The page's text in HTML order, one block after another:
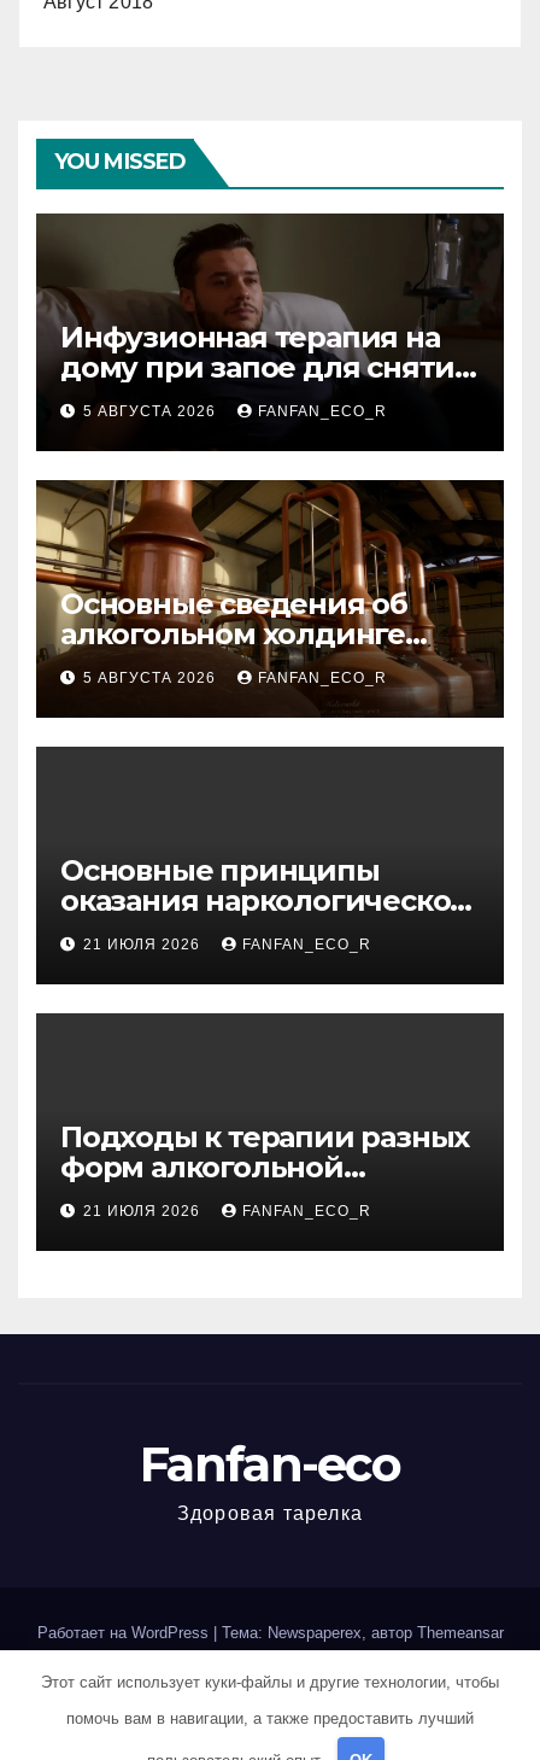
YOU MISSED
Инфузионная терапия на
дому при запое для снятия
интоксикации
5 АВГУСТА 2026 FANFAN_ECO_R
Основные сведения об
алкогольном холдинге
Узбекистана
5 АВГУСТА 2026 FANFAN_ECO_R
Основные принципы
оказания наркологической
помощи в условиях
стационара
21 ИЮЛЯ 2026 FANFAN_ECO_R
Подходы к терапии разных
форм алкогольной
зависимости: пивная,
виннная, хроническая,
мужская и женская
21 ИЮЛЯ 2026 FANFAN_ECO_R
Fanfan-eco
Здоровая тарелка
Работает на WordPress Тема: Newspaperex, автор Themeansar
Home Sample Page Авторам и правообладателям
Политика конфиденциальности
Этот сайт использует куки-файлы и другие технологии, чтобы
помочь вам в навигации, а также предоставить лучший